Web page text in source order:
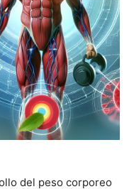
del peso corporeo